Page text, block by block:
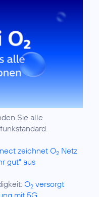
Sie alle
zeichnet O2 Netz
gut“ aus
O2 versorgt